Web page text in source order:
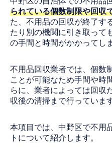
られている個数制限や回収
た、不用品の回収が終了す
たり別の機関に引き取って
の手間と時間がかかってし
不用品回収業者では、個数
ことが可能なため手間や時
らに、業者によっては回収
収後の清掃まで行っています
本項目では、中野区で不用
トについて紹介します。